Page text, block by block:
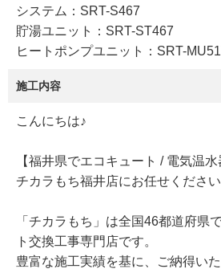
システム：SRT-S467
貯湯ユニット：SRT-ST467
ヒートポンプユニット：SRT-
施工内容
​こんにちは♪
【福井県でエコキュート / 電気温
チカラもち福井店にお任せください
「チカラもち」は全国46都道府県
ト交換工事専門店です。
豊富な施工実績を基に、ご納得い